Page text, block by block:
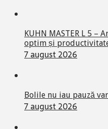
KUHN MASTER L 5 –
optim și
7 august 2026
Bolile nu iau pauză
7 august 2026